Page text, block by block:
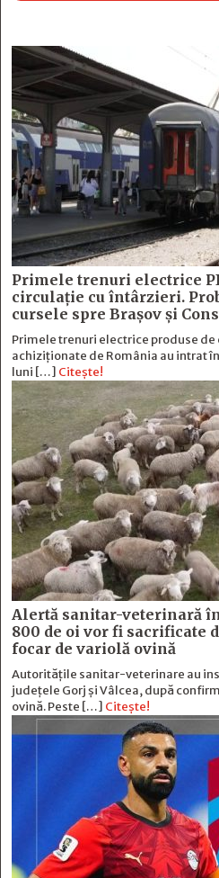
Primele trenuri electrice
circulație cu întârzieri.
cursele spre Brașov și
Primele trenuri electrice produse de
achiziționate de România au intrat
luni […] Citește!
Alertă sanitar-veterinară
800 de oi vor fi sacrificate
focar de variolă ovină
Autoritățile sanitar-veterinare au
județele Gorj și Vâlcea, după
ovină. Peste […] Citește!